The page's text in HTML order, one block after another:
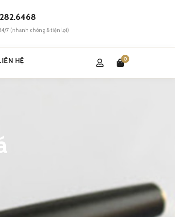
7 (nhanh chóng & tiện lợi)
HỆ 0